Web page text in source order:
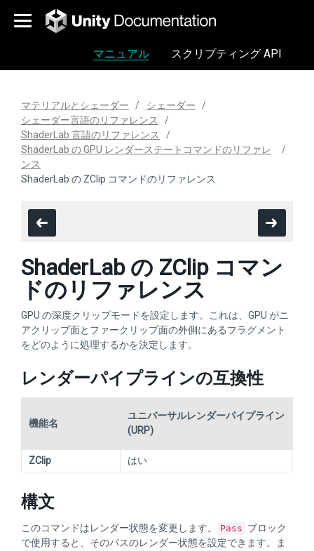
マニュアル スクリプティング API
マテリアルとシェーダー
シェーダー
シェーダー言語のリファレンス
ShaderLab 言語のリファレンス
ShaderLab の GPU レンダーステートコマンドのリファレ
ンス
ShaderLab の ZClip コマンドのリファレンス
ShaderLab の ZClip コマン
ドのリファレンス
GPU の深度クリップモードを設定します。これは、GPU がニ
アクリップ面とファークリップ面の外側にあるフラグメント
をどのように処理するかを決定します。
レンダーパイプラインの互換性
機能名
ユニバーサルレンダーパイプライン
(URP)
ZClip
はい
構文
このコマンドはレンダー状態を変更します。 Pass ブロック
で使用すると、そのパスのレンダー状態を設定できます。ま